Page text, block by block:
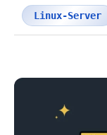
Linux-Server